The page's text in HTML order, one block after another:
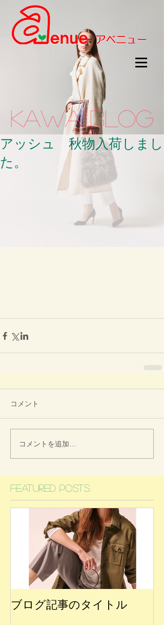
kawaii.BLOG
アッシュ 秋物入荷しまし
た。
コメント
コメントを追加…
Featured Posts
ブログ記事のタイトル